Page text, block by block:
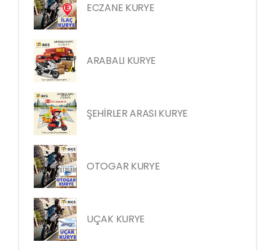
ECZANE KURYE
ARABALI KURYE
ŞEHİRLER ARASI KURYE
OTOGAR KURYE
UÇAK KURYE